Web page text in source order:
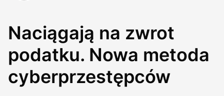
Naciągają na zwrot
podatku. Nowa metoda
cyberprzestępców